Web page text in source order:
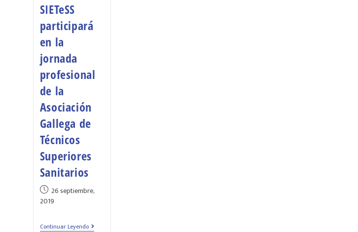
SIETeSS
participará
en la
jornada
profesional
de la
Asociación
Gallega de
Técnicos
Superiores
Sanitarios
26 septiembre,
2019
Continuar Leyendo